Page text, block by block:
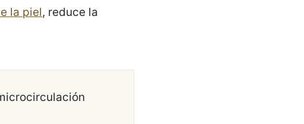
la piel, reduce la